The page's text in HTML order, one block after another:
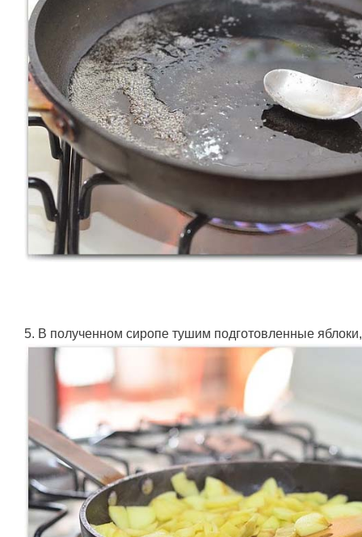
5. В полученном сиропе тушим подготовленные